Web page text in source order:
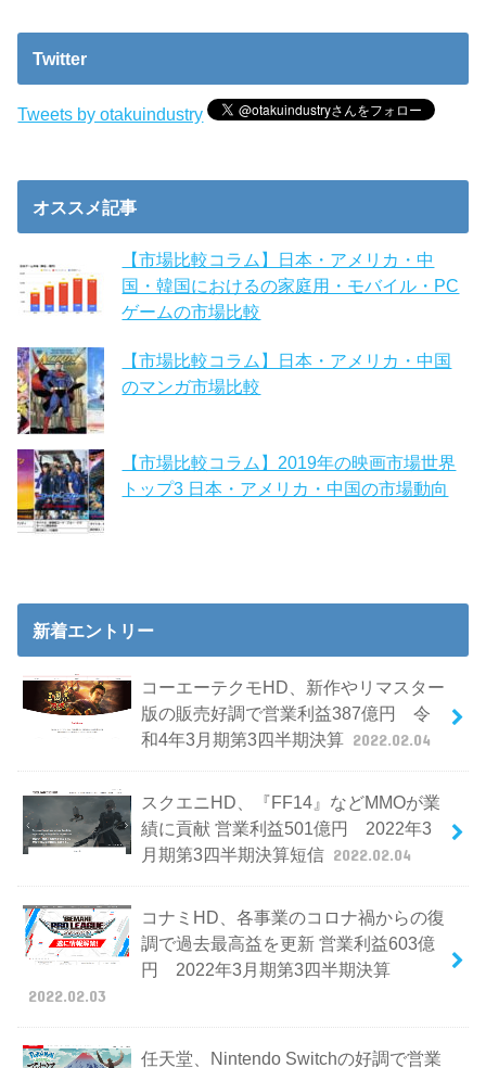
Twitter
Tweets by otakuindustry
オススメ記事
【市場比較コラム】日本・アメリカ・中
国・韓国におけるの家庭用・モバイル・PC
ゲームの市場比較
【市場比較コラム】日本・アメリカ・中国
のマンガ市場比較
【市場比較コラム】2019年の映画市場世界
トップ3 日本・アメリカ・中国の市場動向
新着エントリー
コーエーテクモHD、新作やリマスター
版の販売好調で営業利益387億円 令
和4年3月期第3四半期決算 2022.02.04
スクエニHD、『FF14』などMMOが業
績に貢献 営業利益501億円 2022年3
月期第3四半期決算短信 2022.02.04
コナミHD、各事業のコロナ禍からの復
調で過去最高益を更新 営業利益603億
円 2022年3月期第3四半期決算
2022.02.03
任天堂、Nintendo Switchの好調で営業